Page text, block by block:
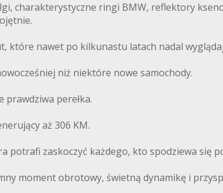
charakterystyczne ringi BMW, reflektory
które nawet po kilkunastu latach nadal
niż niektóre nowe samochody.
prawdziwa perełka.
aż 306 KM.
potrafi zaskoczyć każdego, kto spodziewa się
moment obrotowy, świetną dynamikę i